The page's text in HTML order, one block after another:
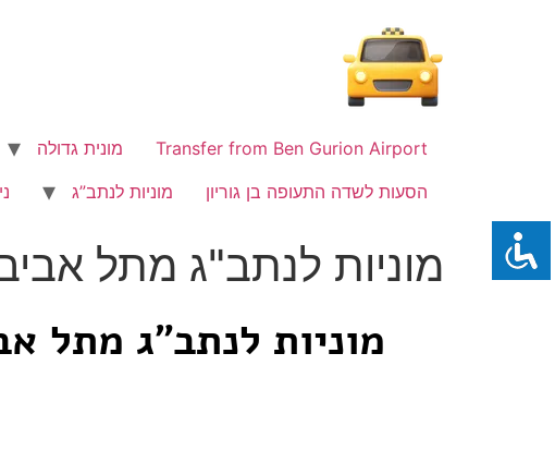
Transfer from Ben Gurion Airport מונית גדולה
הסעות לשדה התעופה בן גוריון
מוניות לנתב”ג
מוניות לנתב"ג מתל
מוניות לנתב"ג מתל